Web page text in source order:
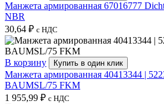
Манжета армированная 67016777
NBR
30,64 ₽ с НДС
В корзину Купить в один клик
Манжета армированная 40413344 |
BAUMSL/75 FKM
1 955,99 ₽ с НДС